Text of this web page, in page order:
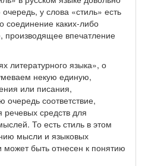
у слова «стиль» есть
соединение каких-либо
производящее впечатление
литературного языка», о
некую единую,
или писания,
соответствие,
речевых средств для
То есть стиль в этом
мысли и языковых
быть отнесен к понятию